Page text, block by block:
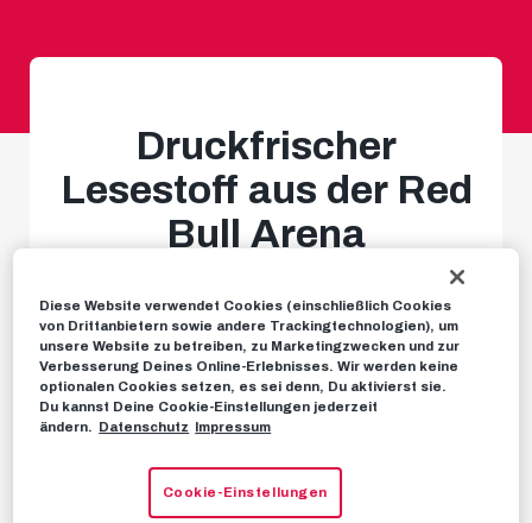
Druckfrischer
Lesestoff aus der Red
Bull Arena
Für Dauerkarten-Inhaber und
Kidz
NEWS
Diese Website verwendet Cookies (einschließlich Cookies
von Drittanbietern sowie andere Trackingtechnologien), um
unsere Website zu betreiben, zu Marketingzwecken und zur
Verbesserung Deines Online-Erlebnisses. Wir werden keine
optionalen Cookies setzen, es sei denn, Du aktivierst sie.
Du kannst Deine Cookie-Einstellungen jederzeit
ändern.
Datenschutz Impressum
Cookie-Einstellungen